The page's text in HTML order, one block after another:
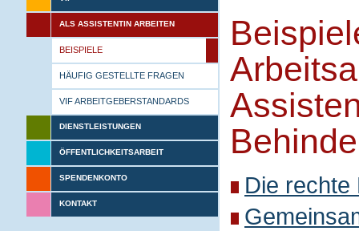
ALS ASSISTENTIN ARBEITEN
BEISPIELE
HÄUFIG GESTELLTE FRAGEN
VIF ARBEITGEBERSTANDARDS
DIENSTLEISTUNGEN
ÖFFENTLICHKEITSARBEIT
SPENDENKONTO
KONTAKT
Die rechte